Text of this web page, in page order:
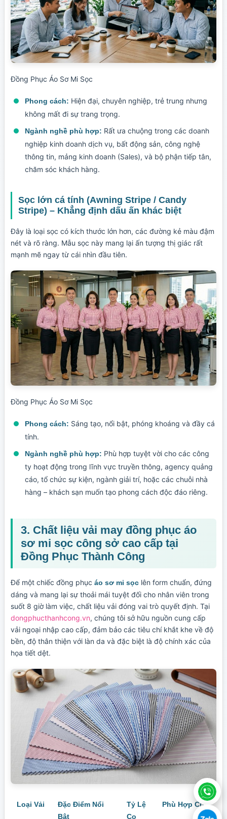
Đồng Phục Áo Sơ Mi Sọc
Phong cách: Hiện đại, chuyên nghiệp, trẻ trung nhưng
không mất đi sự trang trọng.
Ngành nghề phù hợp: Rất ưa chuộng trong các doanh
nghiệp kinh doanh dịch vụ, bất động sản, công nghệ
thông tin, mảng kinh doanh (Sales), và bộ phận tiếp tân,
chăm sóc khách hàng.
Sọc lớn cá tính (Awning Stripe / Candy
Stripe) – Khẳng định dấu ấn khác biệt
Đây là loại sọc có kích thước lớn hơn, các đường kẻ màu đậm
nét và rõ ràng. Mẫu sọc này mang lại ấn tượng thị giác rất
mạnh mẽ ngay từ cái nhìn đầu tiên.
Đồng Phục Áo Sơ Mi Sọc
Phong cách: Sáng tạo, nổi bật, phóng khoáng và đầy cá
tính.
Ngành nghề phù hợp: Phù hợp tuyệt vời cho các công
ty hoạt động trong lĩnh vực truyền thông, agency quảng
cáo, tổ chức sự kiện, ngành giải trí, hoặc các chuỗi nhà
hàng – khách sạn muốn tạo phong cách độc đáo riêng.
3. Chất liệu vải may đồng phục áo
sơ mi sọc công sở cao cấp tại
Đồng Phục Thành Công
Để một chiếc đồng phục áo sơ mi sọc lên form chuẩn, đứng
dáng và mang lại sự thoải mái tuyệt đối cho nhân viên trong
suốt 8 giờ làm việc, chất liệu vải đóng vai trò quyết định. Tại
dongphucthanhcong.vn, chúng tôi sở hữu nguồn cung cấp
vải ngoại nhập cao cấp, đảm bảo các tiêu chí khắt khe về độ
bền, độ thân thiện với làn da và đặc biệt là độ chính xác của
họa tiết dệt.
Loại Vải
Đặc Điểm Nổi
Bật
Tỷ Lệ
Co
Phù Hợp Cho